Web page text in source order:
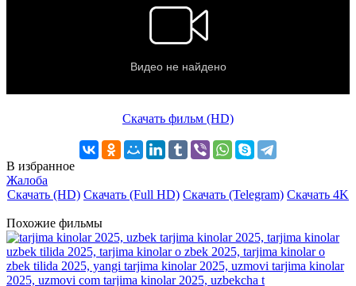
Скачать фильм (HD)
В избранное
Жалоба
Скачать (HD) Скачать (Full HD) Скачать (Telegram) Скачать 4K
Похожие фильмы